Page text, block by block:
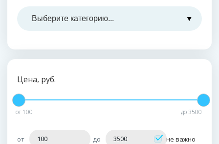
Цена, руб.
от 100 до3500
от до не важно